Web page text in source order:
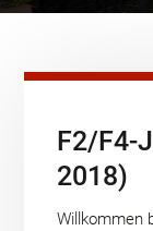
F2/F4-
2018)
Willkommen